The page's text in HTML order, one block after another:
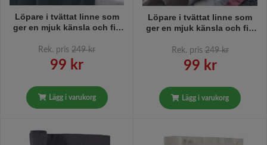
Löpare i tvättat linne som
ger en mjuk känsla och fin
petrol. 35 x 120 cm.
Rek. pris 249 kr
99 kr
Lägg i varukorg
Löpare i tvättat linne som
ger en mjuk känsla och fin
withered rose, rosa. 35 x
120 cm.
Rek. pris 249 kr
99 kr
Lägg i varukorg